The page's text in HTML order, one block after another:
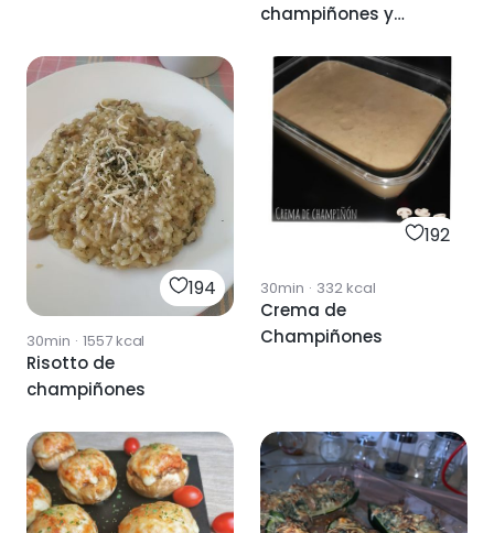
champiñones y
194
30min · 1557kcal
Risotto de
champiñones
192
30min · 332kcal
Crema de
Champiñones